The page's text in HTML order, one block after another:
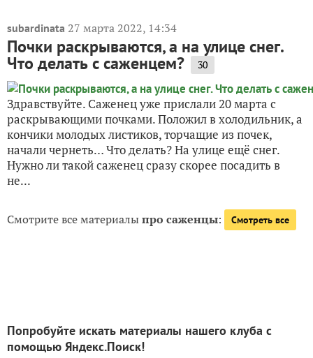
subardinata 27 марта 2022, 14:34
Почки раскрываются, а на улице снег.
Что делать с саженцем? 30
Здравствуйте. Саженец уже прислали 20 марта с
раскрывающими почками. Положил в холодильник, а
кончики молодых листиков, торчащие из почек,
начали чернеть… Что делать? На улице ещё снег.
Нужно ли такой саженец сразу скорее посадить в
не...
Смотрите все материалыпро саженцы: Смотреть все
Попробуйте искать материалы нашего клуба с
помощью Яндекс.Поиск!